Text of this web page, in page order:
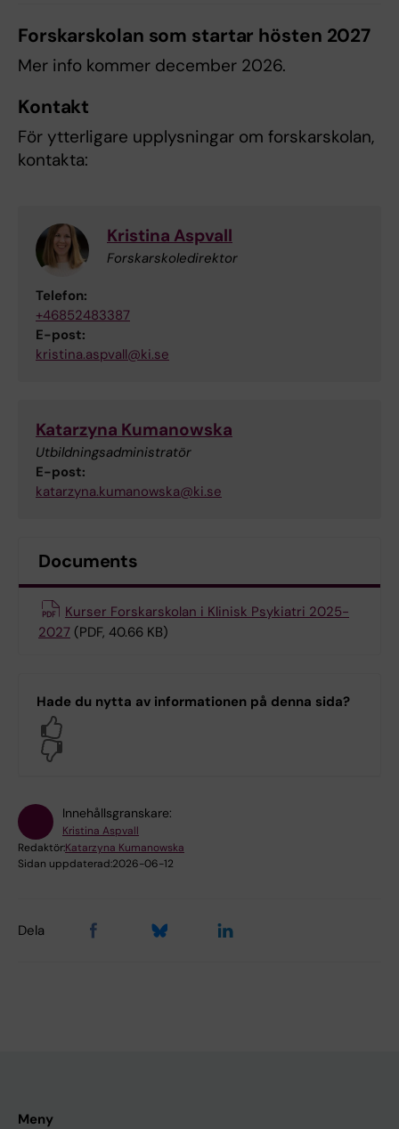
Forskarskolan som startar hösten 2027
Mer info kommer december 2026.
Kontakt
För ytterligare upplysningar om forskarskolan,
kontakta:
Kristina Aspvall
Forskarskoledirektor
Telefon:
+46852483387
E-post:
kristina.aspvall@ki.se
Katarzyna Kumanowska
Utbildningsadministratör
E-post:
katarzyna.kumanowska@ki.se
Documents
Kurser Forskarskolan i Klinisk Psykiatri 2025-
2027 (PDF, 40.66 KB)
Hade du nytta av informationen på denna sida?
Innehållsgranskare:
Kristina Aspvall
Redaktör:Katarzyna Kumanowska
Sidan uppdaterad:2026-06-12
Dela
Meny